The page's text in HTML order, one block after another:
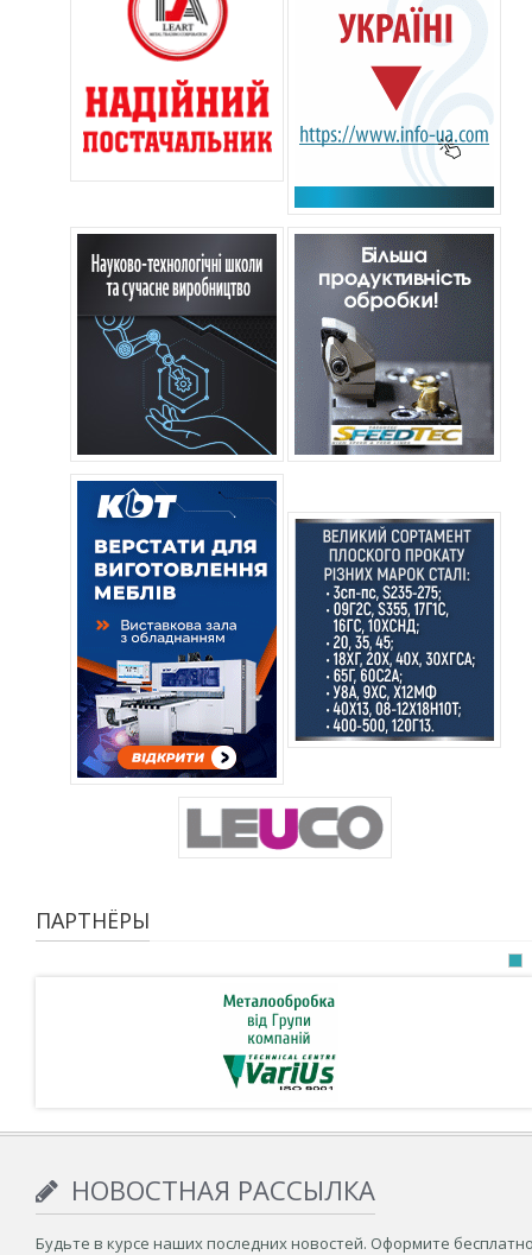
ПАРТНЁРЫ
НОВОСТНАЯ РАССЫЛКА
Будьте в курсе наших последних новостей. Оформите